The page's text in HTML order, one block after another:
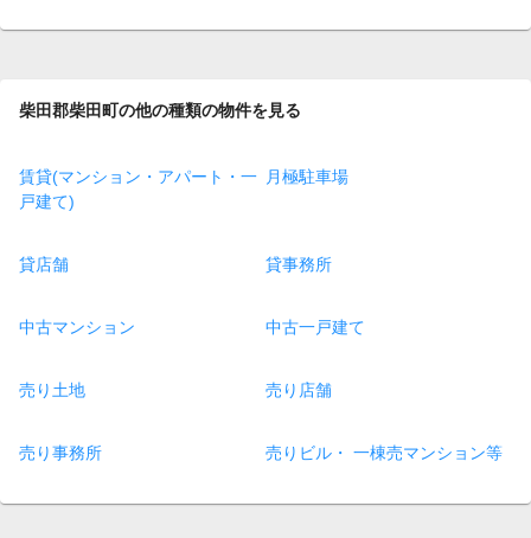
page
柴田郡柴田町の他の種類の物件を見る
賃貸(マンション・アパート・一
戸建て)
月極駐車場
貸店舗 貸事務所
中古マンション 中古一戸建て
売り土地 売り店舗
売り事務所 売りビル・ 一棟売マンション等